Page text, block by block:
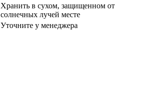
Хранить в сухом, защищенном от
солнечных лучей месте
Уточните у менеджера